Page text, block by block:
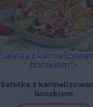
Sałatka z
boczkiem">
Sałatka z
boczkiem